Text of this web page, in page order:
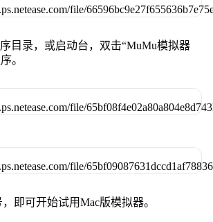
目录，或启动台，双击“MuMu模拟器
。
即可开始试用Mac版模拟器。